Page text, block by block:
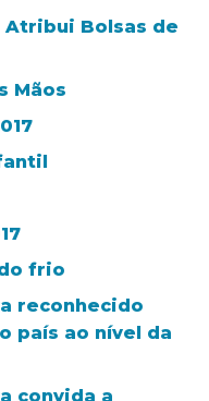
Atribui Bolsas de
Mãos
frio
reconhecido
país ao nível da
convida a